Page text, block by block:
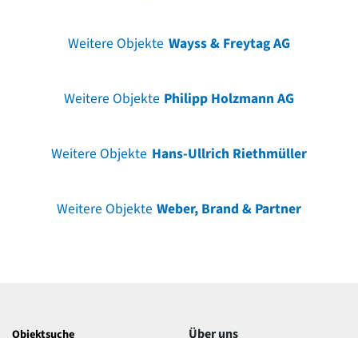
Weitere Objekte Wayss & Freytag AG
Weitere Objekte Philipp Holzmann AG
Weitere Objekte Hans-Ullrich Riethmüller
Weitere Objekte Weber, Brand & Partner
Objektsuche Über uns